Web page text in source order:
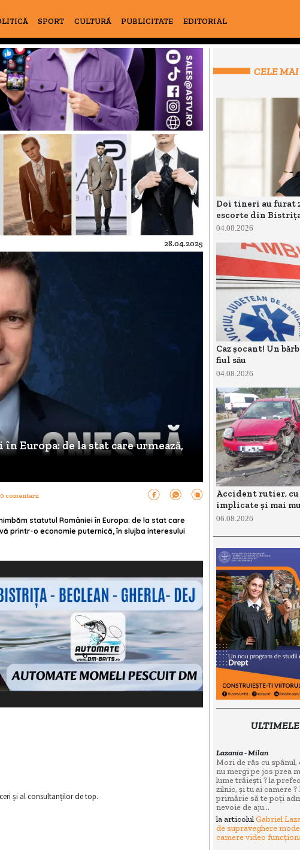
SPORT CULTURĂ PUBLICITATE EDITORIAL
28.04.2025
Europa: de la stat care urmează,
0 comentarii
statutul României în Europa: de la stat care
printr-o economie puternică, în slujba interesului
și al consultanților de top.
CELE
Doi tineri au furat
escorte din
04.08.2026
Caz șocant! Un
fiul său
04.08.2026
Accident rutier,
implicate și mai
06.08.2026
Lazania - Milan
Mori de râs cu spânul,
nu mergi pe jos prea
lume trăiești ? la
zilnic, și tu ai camere
primărie să te poți
nevoie de aju...
la articolulGabriel
de supraveghere
camere video